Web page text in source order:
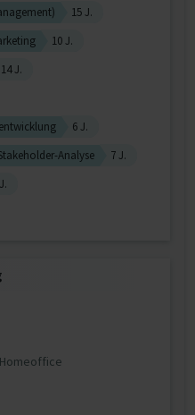
15 J.
10 J.
14 J.
6 J.
Analyse
7 J.